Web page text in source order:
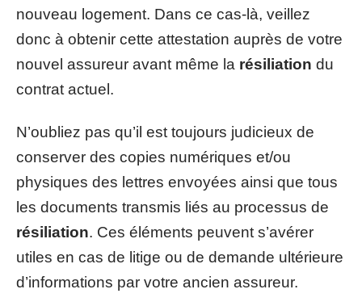
nouveau logement. Dans ce cas-là, veillez
donc à obtenir cette attestation auprès de votre
nouvel assureur avant même la résiliation du
contrat actuel.
N’oubliez pas qu’il est toujours judicieux de
conserver des copies numériques et/ou
physiques des lettres envoyées ainsi que tous
les documents transmis liés au processus de
résiliation. Ces éléments peuvent s’avérer
utiles en cas de litige ou de demande ultérieure
d’informations par votre ancien assureur.